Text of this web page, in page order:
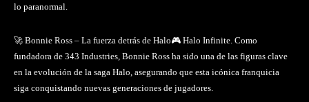
lo paranormal.
🚀 Bonnie Ross – La fuerza detrás de Halo🎮 Halo Infinite. Como
fundadora de 343 Industries, Bonnie Ross ha sido una de las figuras clave
en la evolución de la saga Halo, asegurando que esta icónica franquicia
siga conquistando nuevas generaciones de jugadores.